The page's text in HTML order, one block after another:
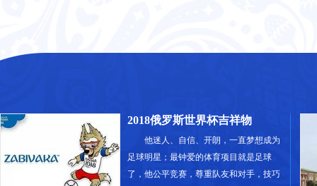
2018俄罗斯世界杯吉祥物
他迷人、自信、开朗，一直梦想成为
足球明星；最钟爱的体育项目就是足球
了，他公平竞赛，尊重队友和对手，技巧